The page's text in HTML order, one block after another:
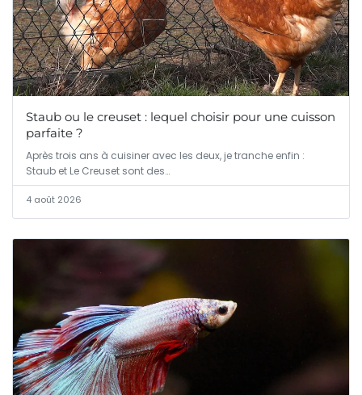
Staub ou le creuset : lequel choisir pour une cuisson
parfaite ?
Après trois ans à cuisiner avec les deux, je tranche enfin :
Staub et Le Creuset sont des…
4 août 2026